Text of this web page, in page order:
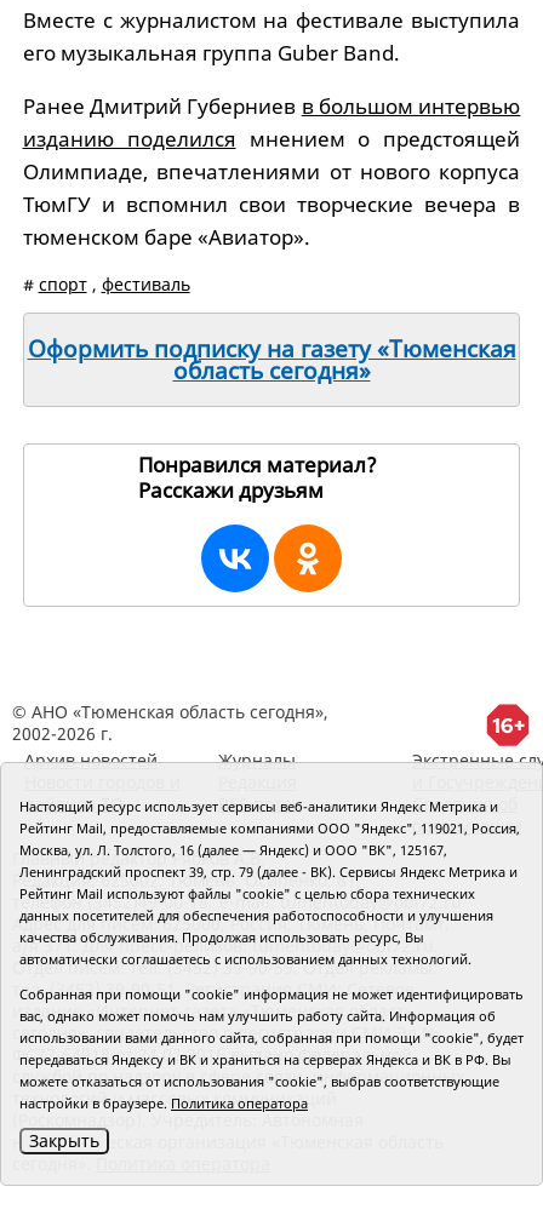
Вместе с журналистом на фестивале выступила
его музыкальная группа Guber Band.
Ранее Дмитрий Губерниев в большом интервью
изданию поделился мнением о предстоящей
Олимпиаде, впечатлениями от нового корпуса
ТюмГУ и вспомнил свои творческие вечера в
тюменском баре «Авиатор».
# спорт, фестиваль
Оформить подписку на газету «Тюменская
область сегодня»
Понравился материал?
Расскажи друзьям
© АНО «Тюменская область сегодня»,
2002-2026 г.
Архив новостей
районов ТО
Журналы
RSS поток
Экстренные
Сведения об
организации
Главный редактор Рябков А.В.
Редакция: 625002, Тюмень, Осипенко, 81,
телефон (3452)49-00-18, e-mail: tumentoday@obl72.ru
Адрес для писем: 625000, Россия, Тюмень, Почтамт,
а/я 371. Для пресс-релизов: tumentoday@obl72.ru.
Отдел писем: тел. (3452) 39-90-59. Отдел рекламы:
тел. (3452) 39-90-51. Регистрация СМИ: Сетевое
издание «Интернет-газета «Тюменская область
сегодня», свидетельство о регистрации СМИ Эл №
ФС77-64918 от 24.02.2016 выдано Федеральной
службой по надзору в сфере связи, информационных
технологий и массовых коммуникаций
(Роскомнадзор). Учредитель: Автономная
некоммерческая организация «Тюменская область
Настоящий ресурс использует сервисы веб-аналитики Яндекс Метрика и
Рейтинг Mail, предоставляемые компаниями ООО "Яндекс", 119021, Россия,
Москва, ул. Л. Толстого, 16 (далее — Яндекс) и ООО "ВК", 125167,
Ленинградский проспект 39, стр. 79 (далее - ВК). Сервисы Яндекс Метрика и
Рейтинг Mail используют файлы "cookie" с целью сбора технических
данных посетителей для обеспечения работоспособности и улучшения
качества обслуживания. Продолжая использовать ресурс, Вы
автоматически соглашаетесь с использованием данных технологий.
Собранная при помощи "cookie" информация не может идентифицировать
вас, однако может помочь нам улучшить работу сайта. Информация об
использовании вами данного сайта, собранная при помощи "cookie", будет
передаваться Яндексу и ВК и храниться на серверах Яндекса и ВК в РФ. Вы
можете отказаться от использования "cookie", выбрав соответствующие
настройки в браузере. Политика оператора
Закрыть